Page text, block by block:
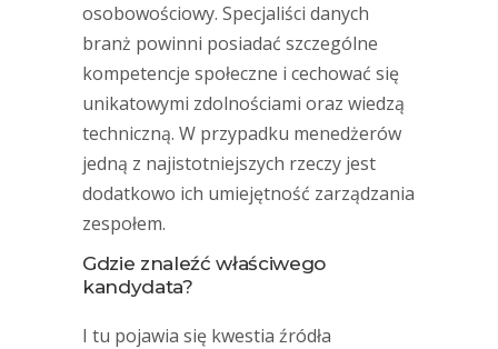
osobowościowy. Specjaliści danych
branż powinni posiadać szczególne
kompetencje społeczne i cechować się
unikatowymi zdolnościami oraz wiedzą
techniczną. W przypadku menedżerów
jedną z najistotniejszych rzeczy jest
dodatkowo ich umiejętność zarządzania
zespołem.
Gdzie znaleźć właściwego
kandydata?
I tu pojawia się kwestia źródła